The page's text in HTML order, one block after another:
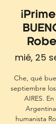
mié, 25
Che, qué
septiembre
AIRES.
humanista